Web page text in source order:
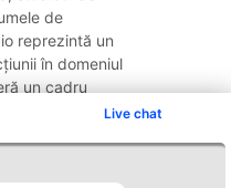
Live chat
de
reprezintă un
în domeniul
un cadru
...